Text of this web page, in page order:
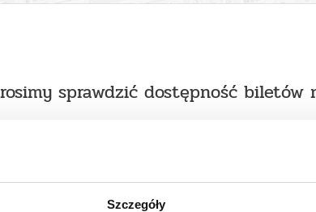
Szczegóły
sprawdzić dostępność